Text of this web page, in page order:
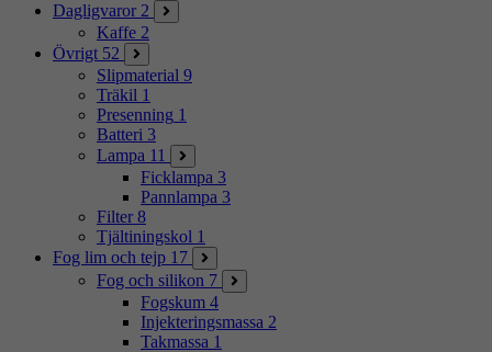
Dagligvaror 2
Kaffe 2
Övrigt 52
Slipmaterial 9
Träkil 1
Presenning 1
Batteri 3
Lampa 11
Ficklampa 3
Pannlampa 3
Filter 8
Tjältiningskol 1
Fog lim och tejp 17
Fog och silikon 7
Fogskum 4
Injekteringsmassa 2
Takmassa 1